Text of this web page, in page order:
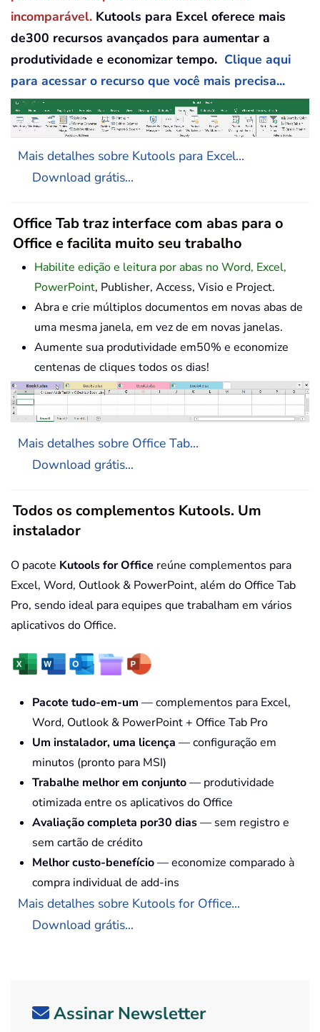
incomparável. Kutools para Excel oferece mais
de300 recursos avançados para aumentar a
produtividade e economizar tempo. Clique aqui
para acessar o recurso que você mais precisa...
Mais detalhes sobre Kutools para Excel...
Download grátis...
Office Tab traz interface com abas para o
Office e facilita muito seu trabalho
Habilite edição e leitura por abas no Word, Excel,
PowerPoint, Publisher, Access, Visio e Project.
Abra e crie múltiplos documentos em novas abas de
uma mesma janela, em vez de em novas janelas.
Aumente sua produtividade em50% e economize
centenas de cliques todos os dias!
Mais detalhes sobre Office Tab...
Download grátis...
Todos os complementos Kutools. Um
instalador
O pacote Kutools for Office reúne complementos para
Excel, Word, Outlook & PowerPoint, além do Office Tab
Pro, sendo ideal para equipes que trabalham em vários
aplicativos do Office.
Pacote tudo-em-um — complementos para Excel,
Word, Outlook & PowerPoint + Office Tab Pro
Um instalador, uma licença — configuração em
minutos (pronto para MSI)
Trabalhe melhor em conjunto— produtividade
otimizada entre os aplicativos do Office
Avaliação completa por30 dias— sem registro e
sem cartão de crédito
Melhor custo-benefício— economize comparado à
compra individual de add-ins
Mais detalhes sobre Kutools for Office...
Download grátis...
Assinar Newsletter